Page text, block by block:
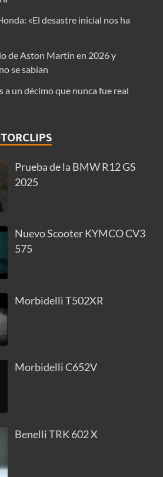
«El desastre inicial nos ha
de Aston Martin en 2026 y
se sabían
a un décimo que nunca fue real
Prueba de la BMW R12 GS
2025
Nuevo Scooter KYMCO CV3
575
Morbidelli T502XR
Morbidelli C652V
Benelli TRK 602 X